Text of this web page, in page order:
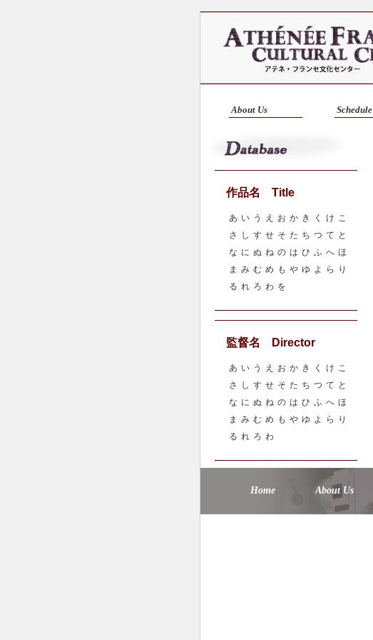
About Us Schedule
作品名 Title
あ い う え お か き く け
こ
さ
し す せ そ た ち つ て と
な に ぬ ね の は ひ ふ へ ほ
ま み む め も や ゆ よ ら
り
る れ ろ わ を
監督名 Director
あ い う え お か き く け
こ
さ
し す せ そ た ち つ て と
な に ぬ ね の は ひ ふ へ ほ
ま み む め も や ゆ よ ら
り
る れ ろ わ
Home About Us